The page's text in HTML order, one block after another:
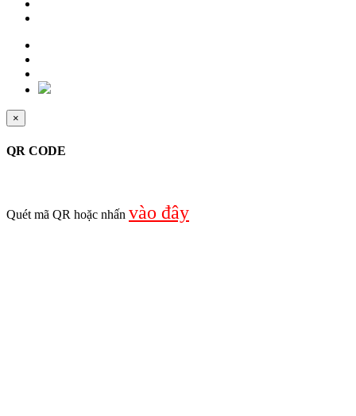
×
QR CODE
Quét mã QR hoặc nhấn vào đây